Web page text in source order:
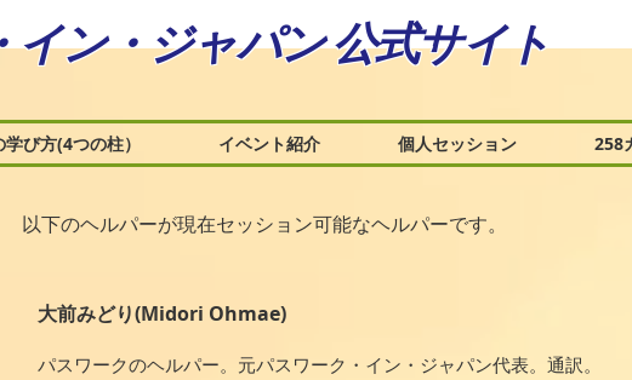
イン・ジャパン 公式サイト
び方(4つの柱） イベント紹介 個人セッション 258
以下のヘルパーが現在セッション可能なヘルパーです。
大前みどり(Midori Ohmae)
パスワークのヘルパー。元パスワーク・イン・ジャパン代表。通訳。